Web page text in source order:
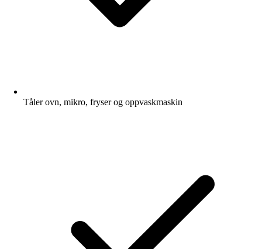
Tåler ovn, mikro, fryser og oppvaskmaskin